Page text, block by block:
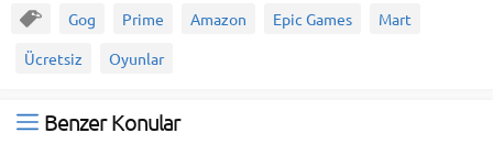
Gog Prime Amazon Epic Games
Mart
Ücretsiz
Oyunlar
Benzer Konular